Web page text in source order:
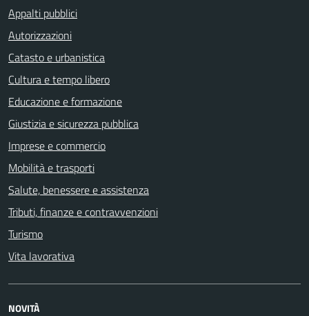
Appalti pubblici
Autorizzazioni
Catasto e urbanistica
Cultura e tempo libero
Educazione e formazione
Giustizia e sicurezza pubblica
Imprese e commercio
Mobilità e trasporti
Salute, benessere e assistenza
Tributi, finanze e contravvenzioni
Turismo
Vita lavorativa
NOVITÀ